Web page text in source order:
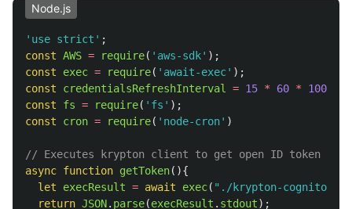
Node.js
' use strict ' ;
const AWS = require( ' aws-sdk' );
const
exec = require( ' await-exec' );
const
credentialsRefreshInterval = 15 * 60 * 1000
const
fs = require( ' fs ' );
const
cron = require( ' node-cron' )
// Executes krypton client to get open ID token
async function getToken(){
let
execResult = await exec( " ./krypton-cognito
return JSON. parse(execResult . stdout);